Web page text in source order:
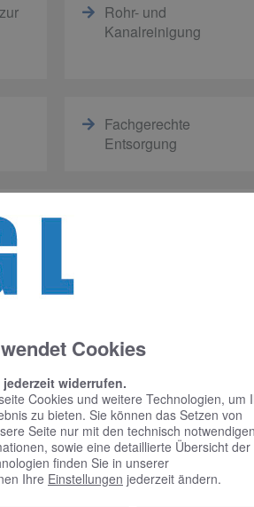
Rohr- und
Kanalreinigung
Fachgerechte
Entsorgung
und wir analysieren
unsere Notfallhotline.
Cookies
widerrufen.
Cookies und weitere Technologien, um
zu bieten. Sie können das Setzen von
Seite nur mit den technisch notwendigen
sowie eine detaillierte Übersicht der
finden Sie in unserer
Ihre Einstellungen jederzeit ändern.